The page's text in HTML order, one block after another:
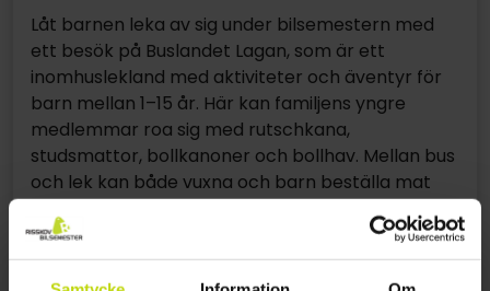
Låt barnen leka av sig under bilsemestern med
ett besök på Buslandet Lagan, som är ett
inomhuslekland med aktiviteter och äventyr för
barn mellan 1–15 år. Här kan familjens yngre
medlemmar roa sig med rutschkana,
studsmattor, bollkanoner och bollhav. Mellan bus
och lek kan både vuxna och barn beställa mat
och dryck i caféet. Leklandet är beläget i den lilla
staden Lagan, bredvid Laganland Älgpark mitt i
Småland. Ett idealt utflyktsmål för er som är ute